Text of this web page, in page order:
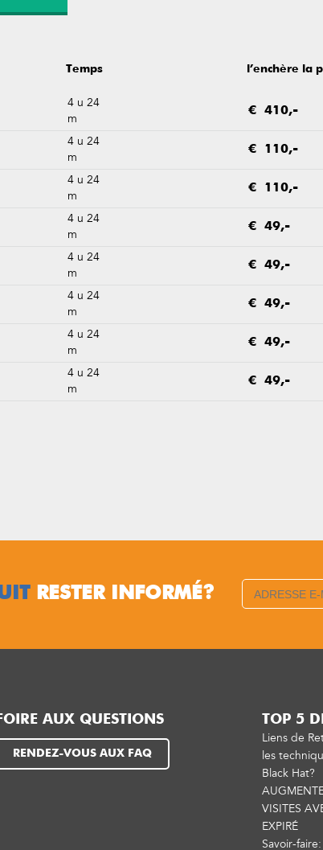
Temps l’enchère la
4 u 24
m
€ 410,-
4 u 24
m
€ 110,-
4 u 24
m
€ 110,-
4 u 24
m
€ 49,-
4 u 24
m
€ 49,-
4 u 24
m
€ 49,-
4 u 24
m
€ 49,-
4 u 24
m
€ 49,-
RESTER INFORMÉ?
AUX QUESTIONS
RENDEZ-VOUS AUX FAQ
TOP 5
Liens de
les
Black Hat?
VISITES
EXPIRÉ
Savoir-